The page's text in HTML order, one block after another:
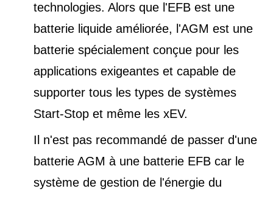
technologies. Alors que l'EFB est une
batterie liquide améliorée, l'AGM est une
batterie spécialement conçue pour les
applications exigeantes et capable de
supporter tous les types de systèmes
Start-Stop et même les xEV.
Il n'est pas recommandé de passer d'une
batterie AGM à une batterie EFB car le
système de gestion de l'énergie du